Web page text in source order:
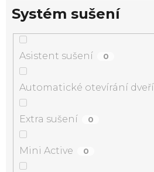
Systém sušení
Asistent sušení 0
Automatické otevírání dveří
Extra sušení 0
Mini Active 0